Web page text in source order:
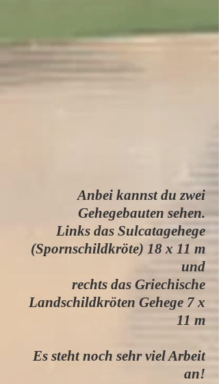
Anbei kannst du zwei
Gehegebauten sehen.
Links das Sulcatagehege
(Spornschildkröte) 18 x 11 m
und
rechts das Griechische
Landschildkröten Gehege 7 x
11 m
Es steht noch sehr viel Arbeit
an!